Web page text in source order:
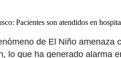
Pacientes son atendidos en
de El Niño amenaza
lo que ha generado alarma